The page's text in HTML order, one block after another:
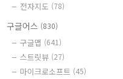
전자지도 (78)
구글어스 (830)
구글맵 (641)
스트릿뷰 (27)
마이크로소프트 (45)